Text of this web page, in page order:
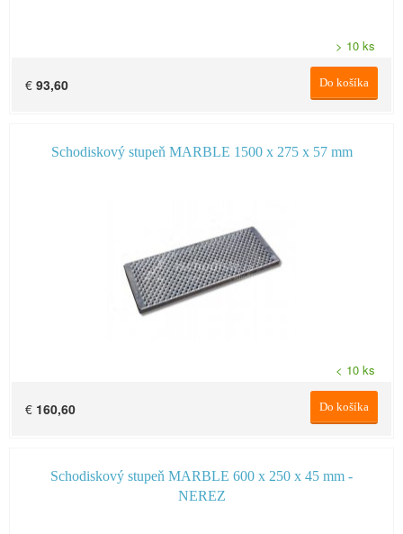
> 10 ks
Do košíka
€ 93,60
Schodiskový stupeň MARBLE 1500 x 275 x 57 mm
< 10 ks
Do košíka
€ 160,60
Schodiskový stupeň MARBLE 600 x 250 x 45 mm -
NEREZ